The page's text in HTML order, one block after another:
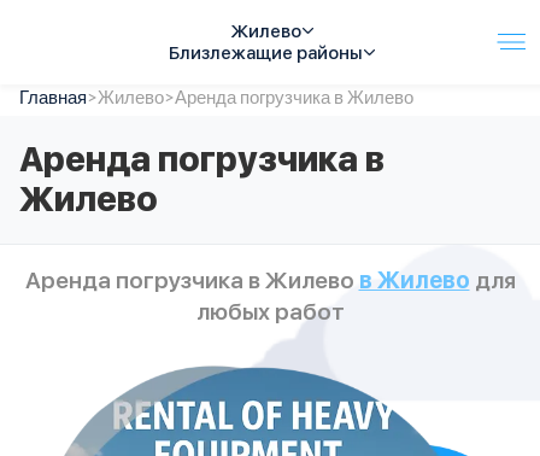
Жилево
Близлежащие районы
Услуги
Автопарк
Тарифы
Акции
Контакты
Главная>Жилево>Аренда погрузчика в Жилево
Аренда погрузчика в
Жилево
Аренда погрузчика в Жилево в Жилево для
любых работ